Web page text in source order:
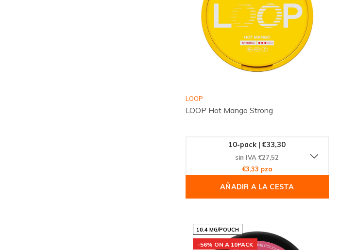
LOOP
LOOP Hot Mango Strong
10-pack | €33,30
sin IVA €27,52
€3,33 pza
AÑADIR A LA CESTA
10.4 MG/POUCH
-56% ON A 10PACK